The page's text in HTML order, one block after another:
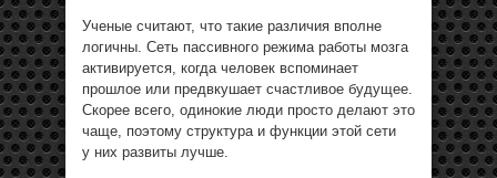
Ученые считают, что такие различия вполне
логичны. Сеть пассивного режима работы мозга
активируется, когда человек вспоминает
прошлое или предвкушает счастливое будущее.
Скорее всего, одинокие люди просто делают это
чаще, поэтому структура и функции этой сети
у них развиты лучше.